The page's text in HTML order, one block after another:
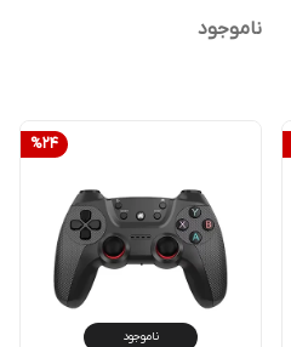
ناموجود
%24
ناموجود